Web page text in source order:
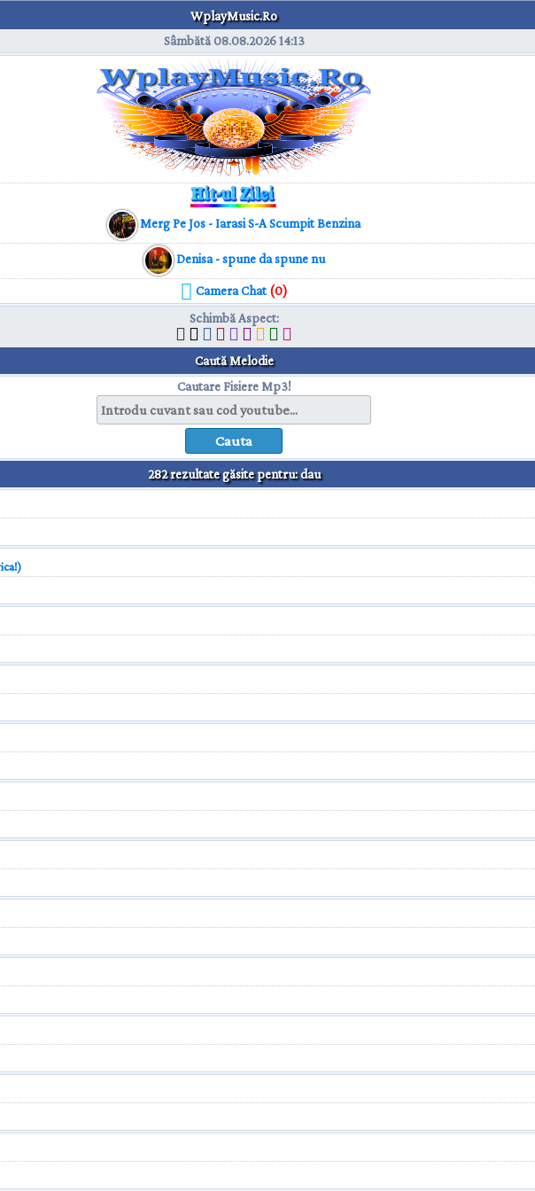
WplayMusic.Ro
Sâmbătă 08.08.202614:13
Merg Pe Jos - Iarasi S-A Scumpit Benzina
Denisa - spune da spune nu
Camera Chat(0)
Schimbă Aspect:
Caută Melodie
Cautare Fisiere Mp3!
282 rezultate găsite pentru: dau